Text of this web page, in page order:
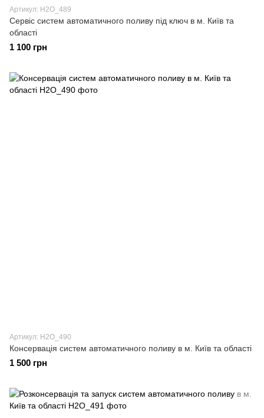
Артикул: H2О_489
Сервіс систем автоматичного поливу під ключ в м. Київ та
області
1 100 грн
Артикул: H2О_490
Консервація систем автоматичного поливу в м. Київ та області
1 500 грн